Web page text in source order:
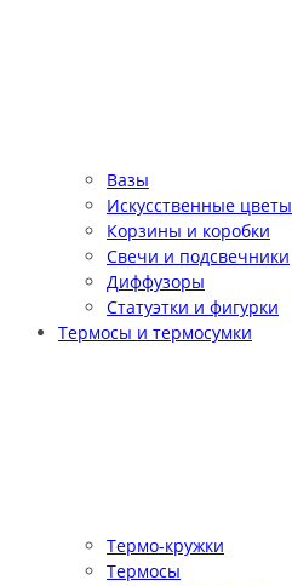
Вазы
Искусственные цветы
Корзины и коробки
Свечи и подсвечники
Диффузоры
Статуэтки и фигурки
Термосы и термосумки
Термо-кружки
Термосы